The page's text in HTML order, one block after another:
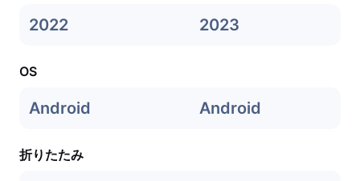
2022 2023
OS
Android Android
折りたたみ